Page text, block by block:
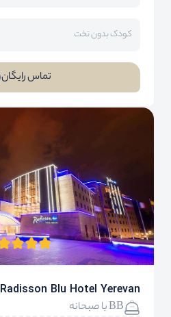
کودک بدون تخت
تماس رایگان
Radisson Blu Hotel Yerevan
BB با صبحانه